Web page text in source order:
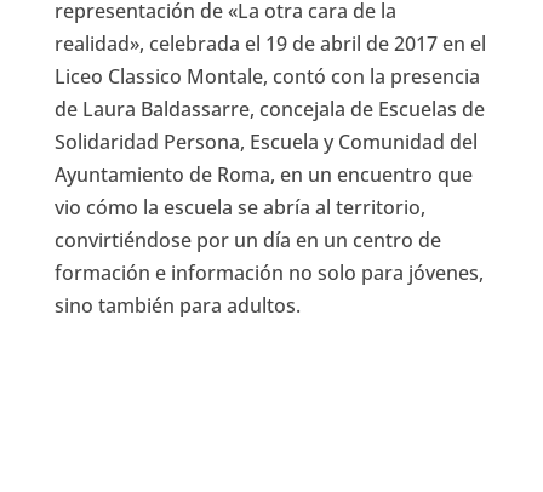
representación de «La otra cara de la
realidad», celebrada el 19 de abril de 2017 en el
Liceo Classico Montale, contó con la presencia
de Laura Baldassarre, concejala de Escuelas de
Solidaridad Persona, Escuela y Comunidad del
Ayuntamiento de Roma, en un encuentro que
vio cómo la escuela se abría al territorio,
convirtiéndose por un día en un centro de
formación e información no solo para jóvenes,
sino también para adultos.